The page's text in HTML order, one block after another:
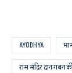
AYODHYA
राम मंदिर दान गबन